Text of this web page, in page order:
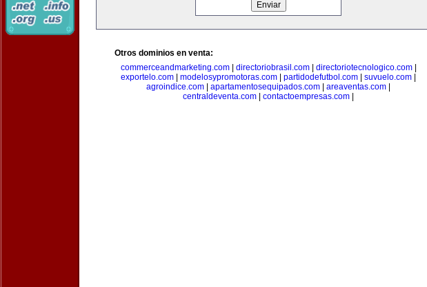
Otros dominios en venta:
commerceandmarketing.com| directoriobrasil.com| directoriotecnologico.com|
exportelo.com
modelosypromotoras.com partidodefutbol.com suvuelo.com
agroindice.com
apartamentosequipados.com areaventas.com
centraldeventa.com
contactoempresas.com